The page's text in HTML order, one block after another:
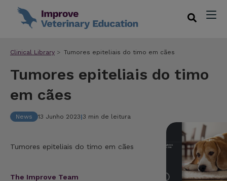
Clinical Library Tumores epiteliais do timo em cães
Tumores epiteliais do timo
em cães
News 13 Junho 2023|3 min de leitura
Tumores epiteliais do timo em cães
The Improve Team